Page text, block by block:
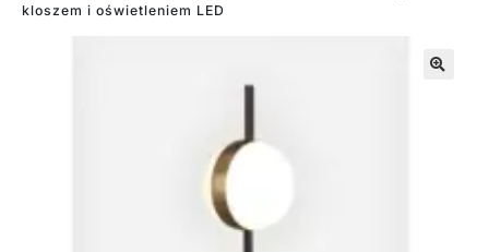
kloszem i oświetleniem LED